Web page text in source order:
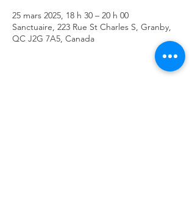
25 mars 2025, 18 h 30 – 20 h 00
Sanctuaire, 223 Rue St Charles S, Granby,
QC J2G 7A5, Canada